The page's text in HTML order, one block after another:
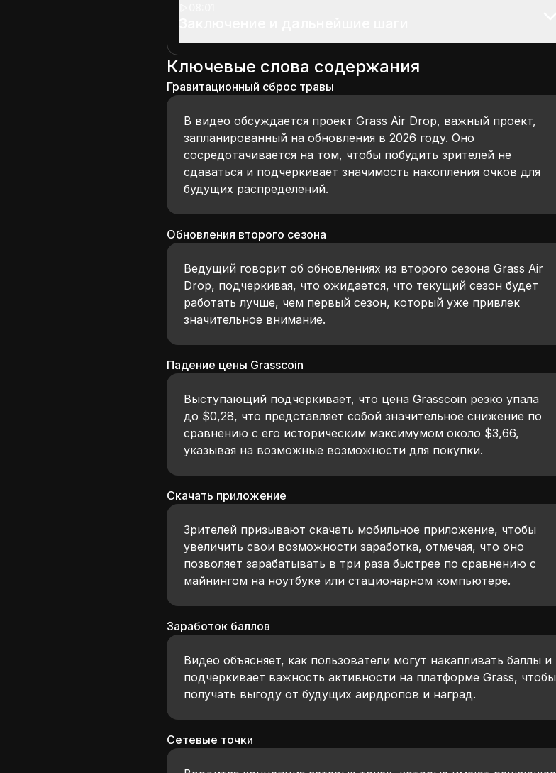
Ключевые слова содержания
Гравитационный сброс травы
В видео обсуждается проект Grass Air Drop, важный проект,
запланированный на обновления в 2026 году. Оно
сосредотачивается на том, чтобы побудить зрителей не
сдаваться и подчеркивает значимость накопления очков для
будущих распределений.
Обновления второго сезона
Ведущий говорит об обновлениях из второго сезона Grass Air
Drop, подчеркивая, что ожидается, что текущий сезон будет
работать лучше, чем первый сезон, который уже привлек
значительное внимание.
Падение цены Grasscoin
Выступающий подчеркивает, что цена Grasscoin резко упала
до $0,28, что представляет собой значительное снижение по
сравнению с его историческим максимумом около $3,66,
указывая на возможные возможности для покупки.
Скачать приложение
Зрителей призывают скачать мобильное приложение, чтобы
увеличить свои возможности заработка, отмечая, что оно
позволяет зарабатывать в три раза быстрее по сравнению с
майнингом на ноутбуке или стационарном компьютере.
Заработок баллов
Видео объясняет, как пользователи могут накапливать баллы и
подчеркивает важность активности на платформе Grass, чтобы
получать выгоду от будущих аирдропов и наград.
Сетевые точки